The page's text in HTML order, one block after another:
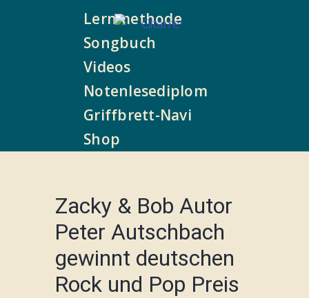
Lernmethode
Songbuch
Videos
Notenlesediplom
Griffbrett-Navi
Shop
Zacky & Bob Autor
Peter Autschbach
gewinnt deutschen
Rock und Pop Preis